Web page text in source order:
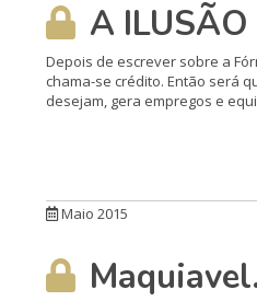
A
Depois de escrever sobre a
chama-se crédito. Então será
dese­jam, gera empregos e
Maio 2015